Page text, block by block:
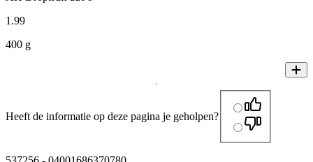
1 .99
400 g
Heeft de informatie op deze pagina je geholpen?